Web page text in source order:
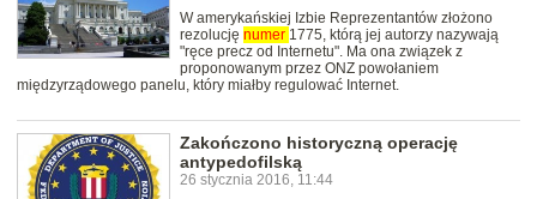
W amerykańskiej Izbie Reprezentantów złożono
rezolucję numer 1775, którą jej autorzy nazywają
"ręce precz od Internetu". Ma ona związek z
proponowanym przez ONZ powołaniem
międzyrządowego panelu, który miałby regulować Internet.
Zakończono historyczną operację
antypedofilską
26 stycznia 2016, 11:44